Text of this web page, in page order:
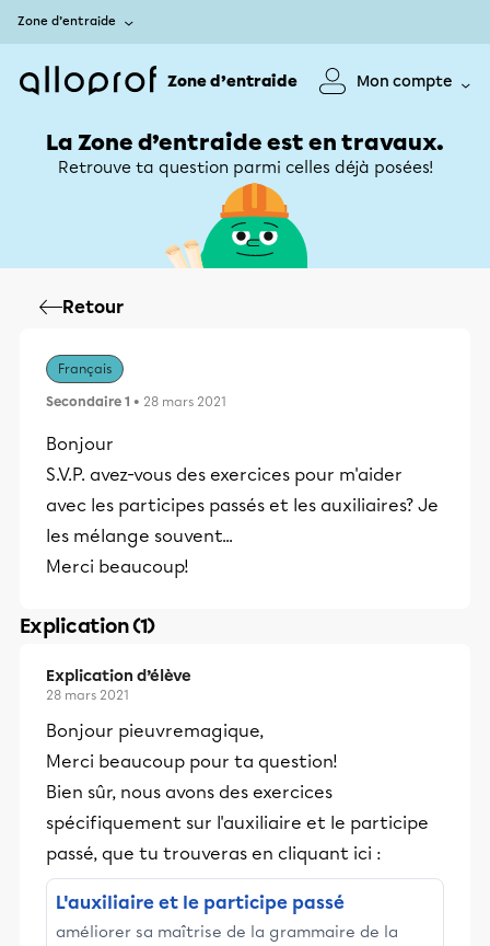
Zone d’entraide
Zone d’entraide Mon compte
La Zone d’entraide est en travaux.
Retrouve ta question parmi celles déjà posées!
Retour
Français
Secondaire 1 • 28 mars 2021
Bonjour
S.V.P. avez-vous des exercices pour m'aider
avec les participes passés et les auxiliaires? Je
les mélange souvent...
Merci beaucoup!
Explication (1)
Explication d’élève
28 mars 2021
Bonjour pieuvremagique,
Merci beaucoup pour ta question!
Bien sûr, nous avons des exercices
spécifiquement sur l'auxiliaire et le participe
passé, que tu trouveras en cliquant ici :
L'auxiliaire et le participe passé
améliorer sa maîtrise de la grammaire de la